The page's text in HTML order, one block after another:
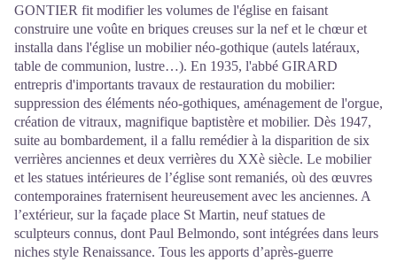
GONTIER fit modifier les volumes de l'église en faisant
construire une voûte en briques creuses sur la nef et le chœur et
installa dans l'église un mobilier néo-gothique (autels latéraux,
table de communion, lustre…). En 1935, l'abbé GIRARD
entrepris d'importants travaux de restauration du mobilier:
suppression des éléments néo-gothiques, aménagement de l'orgue,
création de vitraux, magnifique baptistère et mobilier. Dès 1947,
suite au bombardement, il a fallu remédier à la disparition de six
verrières anciennes et deux verrières du XXè siècle. Le mobilier
et les statues intérieures de l’église sont remaniés, où des œuvres
contemporaines fraternisent heureusement avec les anciennes. A
l’extérieur, sur la façade place St Martin, neuf statues de
sculpteurs connus, dont Paul Belmondo, sont intégrées dans leurs
niches style Renaissance. Tous les apports d’après-guerre